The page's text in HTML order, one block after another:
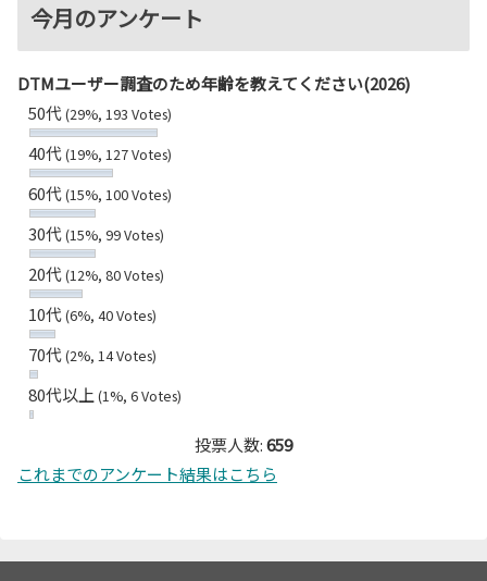
今月のアンケート
DTMユーザー調査のため年齢を教えてください(2026)
50代(29%, 193 Votes)
40代(19%, 127 Votes)
60代(15%, 100 Votes)
30代(15%, 99 Votes)
20代(12%, 80 Votes)
10代(6%, 40 Votes)
70代(2%, 14 Votes)
80代以上 (1%, 6 Votes)
投票人数:659
これまでのアンケート結果はこちら